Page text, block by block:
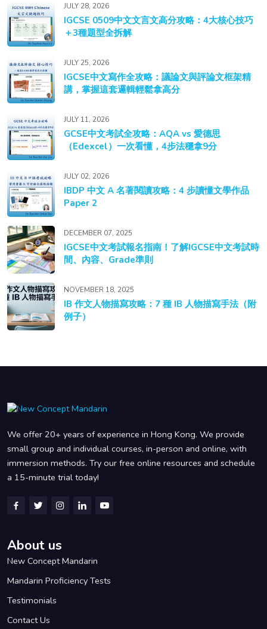
JULY 28, 2026
IGCSE 0509中文文言文高分攻略：4大核心技巧
＋3種題型全拆解
JULY 25, 2026
IGCSE中文寫作全攻略：議論文與評論文框架精
講，掌握這套邏輯輕鬆拿高分
JULY 11, 2026
GCSE中文考試全攻略：AQA vs 愛德思
（Edexcel）一次看懂，4步法穩拿9分
JULY 02, 2026
IBDP 中文 A 名著閱讀攻略：4 步讀懂文學作品
Paper 2
DECEMBER 07, 2025
IGCSE中文考試報名指南！了解IGCSE中文考試時
間、內容、Grade準則
NOVEMBER 18, 2025
IB 作文人物描寫攻略：7 種 IB 人物描寫手法（附
例子）
We offer 20+ years of experience in Hong Kong. We provide
small group and individual courses, in-person and online, with
immersion methods. Try our free online resources and schedule
a 15-minute trial today!
About us
New Concept Mandarin
Mandarin Proficiency Tests
Testimonials
Contact Us